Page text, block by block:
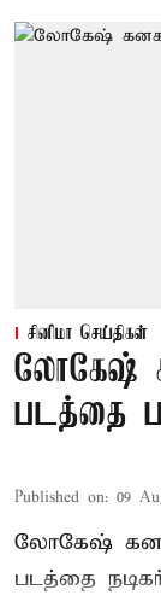
சினிமா செய்திகள்
லோகேஷ்
படத்தை
Published on: 09
லோகேஷ்
படத்தை